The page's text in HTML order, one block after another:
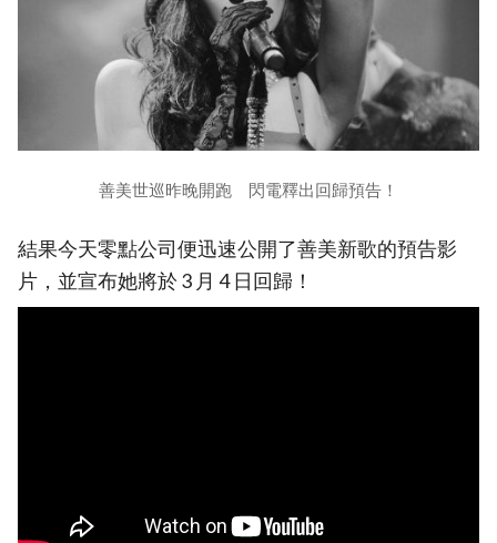
善美世巡昨晚開跑 閃電釋出回歸預告！
結果今天零點公司便迅速公開了善美新歌的預告影
片，並宣布她將於 3 月 4 日回歸！